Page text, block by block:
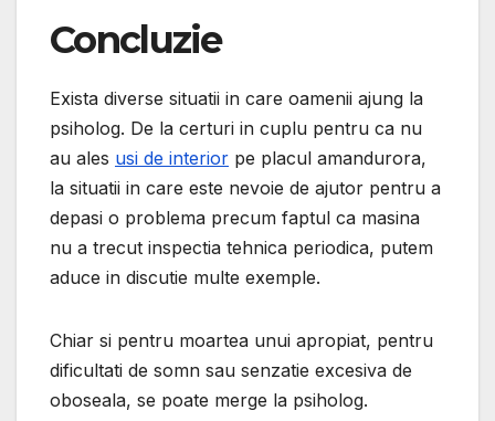
Concluzie
Exista diverse situatii in care oamenii ajung la
psiholog. De la certuri in cuplu pentru ca nu
au ales usi de interior pe placul amandurora,
la situatii in care este nevoie de ajutor pentru a
depasi o problema precum faptul ca masina
nu a trecut inspectia tehnica periodica, putem
aduce in discutie multe exemple.
Chiar si pentru moartea unui apropiat, pentru
dificultati de somn sau senzatie excesiva de
oboseala, se poate merge la psiholog.